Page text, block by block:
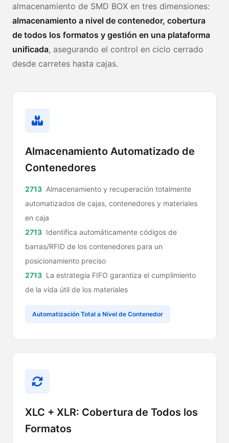
almacenamiento de SMD BOX en tres dimensiones:
almacenamiento a nivel de contenedor, cobertura
de todos los formatos y gestión en una plataforma
unificada, asegurando el control en ciclo cerrado
desde carretes hasta cajas.
Almacenamiento Automatizado de
Contenedores
Almacenamiento y recuperación totalmente
automatizados de cajas, contenedores y materiales
en caja
Identifica automáticamente códigos de
barras/RFID de los contenedores para un
posicionamiento preciso
La estrategia FIFO garantiza el cumplimiento
de la vida útil de los materiales
Automatización Total a Nivel de Contenedor
XLC + XLR: Cobertura de Todos los
Formatos